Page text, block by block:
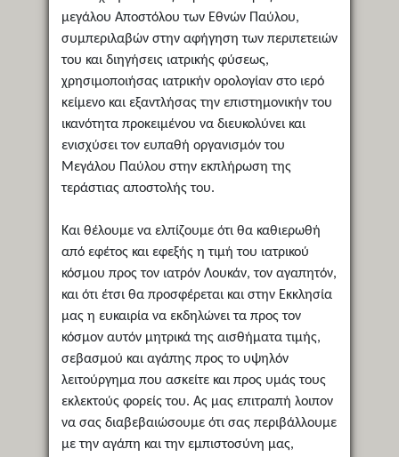
μεγάλου Αποστόλου των Εθνών Παύλου,
συμπεριλαβών στην αφήγηση των περιπετειών
του και διηγήσεις ιατρικής φύσεως,
χρησιμοποιήσας ιατρικήν ορολογίαν στο ιερό
κείμενο και εξαντλήσας την επιστημονικήν του
ικανότητα προκειμένου να διευκολύνει και
ενισχύσει τον ευπαθή οργανισμόν του
Μεγάλου Παύλου στην εκπλήρωση της
τεράστιας αποστολής του.
Και θέλουμε να ελπίζουμε ότι θα καθιερωθή
από εφέτος και εφεξής η τιμή του ιατρικού
κόσμου προς τον ιατρόν Λουκάν, τον αγαπητόν,
και ότι έτσι θα προσφέρεται και στην Εκκλησία
μας η ευκαιρία να εκδηλώνει τα προς τον
κόσμον αυτόν μητρικά της αισθήματα τιμής,
σεβασμού και αγάπης προς το υψηλόν
λειτούργημα που ασκείτε και προς υμάς τους
εκλεκτούς φορείς του. Ας μας επιτραπή λοιπον
να σας διαβεβαιώσουμε ότι σας περιβάλλουμε
με την αγάπη και την εμπιστοσύνη μας,